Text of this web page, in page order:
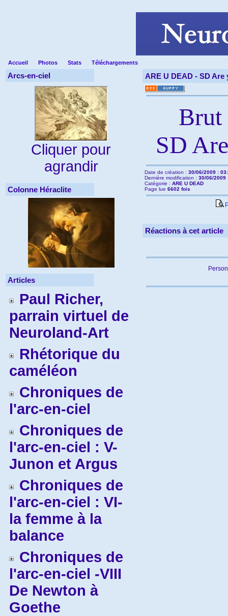
Accueil Photos Stats Téléchargements
Arcs-en-ciel
Cliquer pour
agrandir
Colonne Héraclite
Articles
Paul Richer,
parrain virtuel de
Neuroland-Art
Rhétorique du
caméléon
Chroniques de
l'arc-en-ciel
Chroniques de
l'arc-en-ciel : V-
Junon et Argus
Chroniques de
l'arc-en-ciel : VI-
la femme à la
balance
Chroniques de
l'arc-en-ciel -VIII
De Newton à
Goethe
ARE U DEAD - SD Are
Brut
SD
Date de création : 30/06/2009 :
Dernière modification : 30/06/2009
Catégorie : ARE U DEAD
Page lue 6602 fois
Réactions à cet article